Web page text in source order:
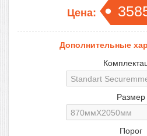
Цена:
Дополнительные
Размер
Порог